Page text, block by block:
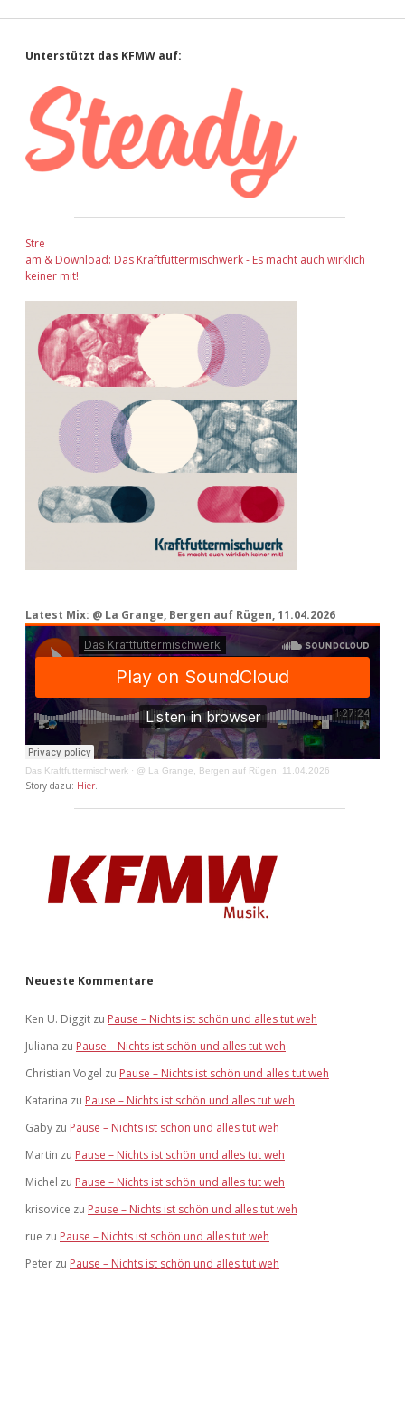
Sidebar
Unterstützt das KFMW auf:
Stre
am & Download: Das Kraftfuttermischwerk - Es macht auch wirklich
keiner mit!
Latest Mix: @ La Grange, Bergen auf Rügen, 11.04.2026
Das Kraftfuttermischwerk · @ La Grange, Bergen auf Rügen, 11.04.2026
Story dazu: Hier.
Neueste Kommentare
Ken U. Diggit zu Pause – Nichts ist schön und alles tut weh
Juliana zu Pause – Nichts ist schön und alles tut weh
Christian Vogel zu Pause – Nichts ist schön und alles tut weh
Katarina zu Pause – Nichts ist schön und alles tut weh
Gaby zu Pause – Nichts ist schön und alles tut weh
Martin zu Pause – Nichts ist schön und alles tut weh
Michel zu Pause – Nichts ist schön und alles tut weh
krisovice zu Pause – Nichts ist schön und alles tut weh
rue zu Pause – Nichts ist schön und alles tut weh
Peter zu Pause – Nichts ist schön und alles tut weh